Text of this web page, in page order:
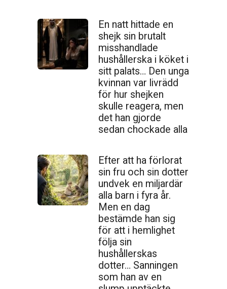
En natt hittade en
shejk sin brutalt
misshandlade
hushållerska i köket i
sitt palats… Den unga
kvinnan var livrädd
för hur shejken
skulle reagera, men
det han gjorde
sedan chockade alla
Efter att ha förlorat
sin fru och sin dotter
undvek en miljardär
alla barn i fyra år.
Men en dag
bestämde han sig
för att i hemlighet
följa sin
hushållerskas
dotter… Sanningen
som han av en